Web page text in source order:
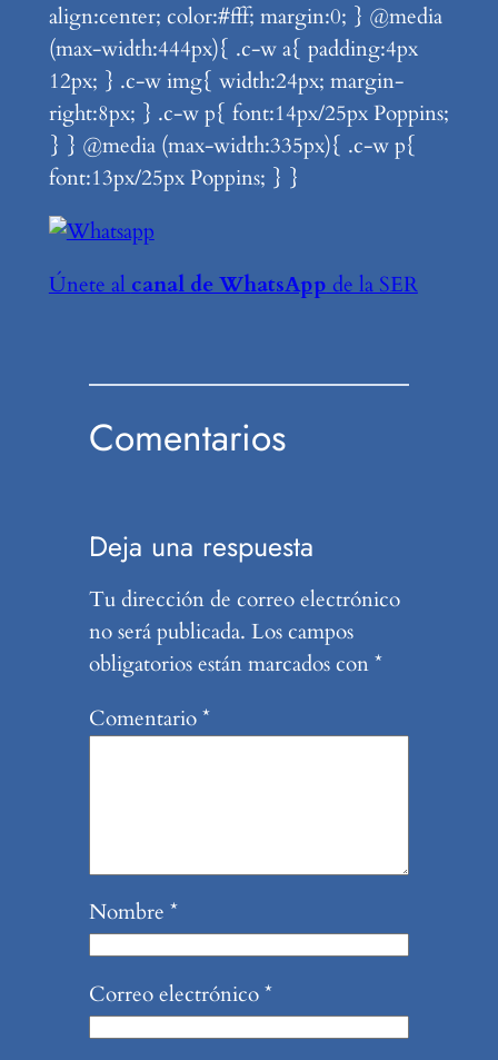
align:center; color:#fff; margin:0; } @media
(max-width:444px){ .c-w a{ padding:4px
12px; } .c-w img{ width:24px; margin-
right:8px; } .c-w p{ font:14px/25px Poppins;
} } @media (max-width:335px){ .c-w p{
font:13px/25px Poppins; } }
Únete al canal de WhatsApp de la SER
Comentarios
Deja una respuesta
Tu dirección de correo electrónico
no será publicada. Los campos
obligatorios están marcados con*
Comentario*
Nombre *
Correo electrónico*